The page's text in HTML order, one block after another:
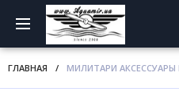
ГЛАВНАЯ / МИЛИТАРИ